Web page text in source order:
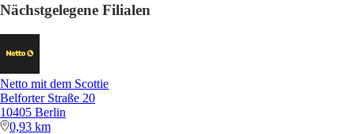
Nächstgelegene Filialen
Netto mit dem Scottie
Belforter Straße 20
10405 Berlin
0,93 km